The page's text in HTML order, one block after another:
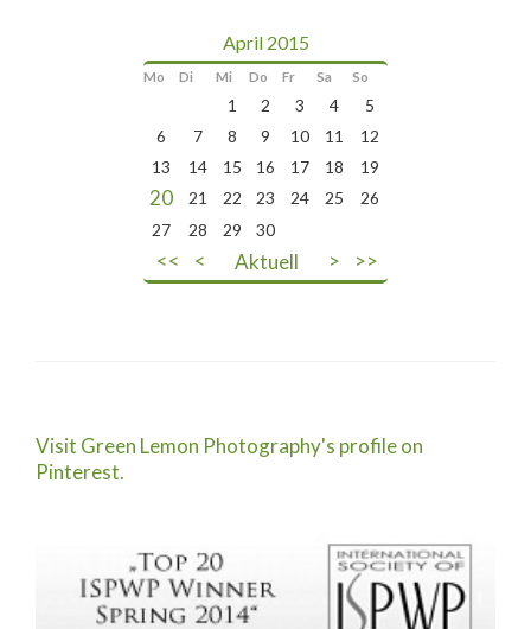
April 2015
Mo Di Mi Do Fr Sa So
<< < Aktuell > >>
1 2 3 4
5
6
7 8 9 10 11
12
13
14 15 16 17 18 19
20 21 22 23 24 25
26
27
28 29 30
Visit Green Lemon Photography's profile on
Pinterest.